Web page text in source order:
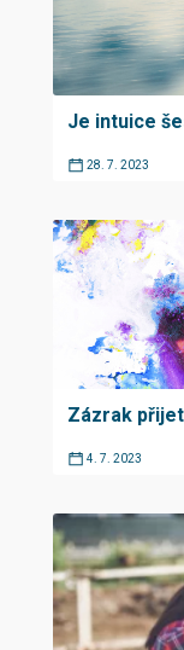
Je intuice
28. 7. 2023
Zázrak
4. 7. 2023